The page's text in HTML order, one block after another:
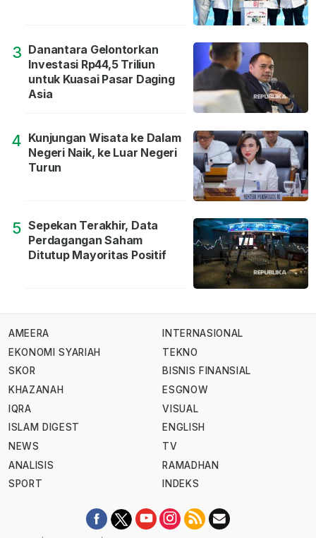
3 Danantara Gelontorkan
Investasi Rp44,5 Triliun
untuk Kuasai Pasar Daging
Asia
4 Kunjungan Wisata ke Dalam
Negeri Naik, ke Luar Negeri
Turun
5 Sepekan Terakhir, Data
Perdagangan Saham
Ditutup Mayoritas Positif
AMEERA
EKONOMI SYARIAH
SKOR
KHAZANAH
IQRA
ISLAM DIGEST
NEWS
ANALISIS
SPORT
INTERNASIONAL
TEKNO
BISNIS FINANSIAL
ESGNOW
VISUAL
ENGLISH
TV
RAMADHAN
INDEKS